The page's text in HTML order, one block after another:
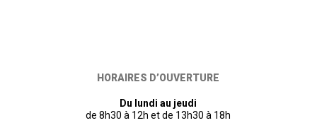
HORAIRES D’OUVERTURE
Du lundi au jeudi
de 8h30 à 12h et de 13h30 à 18h